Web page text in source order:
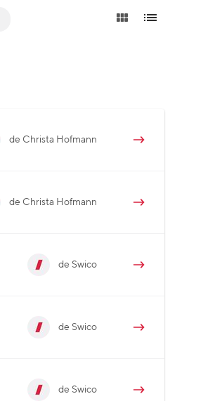
de Christa Hofmann
de Christa Hofmann
de Swico
de Swico
de Swico